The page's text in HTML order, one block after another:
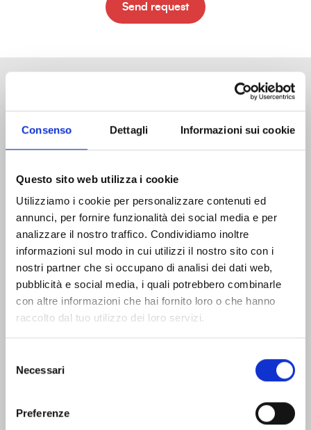
Consenso Dettagli Informazioni sui cookie
Questo sito web utilizza i cookie
Utilizziamo i cookie per personalizzare contenuti ed
annunci, per fornire funzionalità dei social media e per
analizzare il nostro traffico. Condividiamo inoltre
informazioni sul modo in cui utilizzi il nostro sito con i
nostri partner che si occupano di analisi dei dati web,
pubblicità e social media, i quali potrebbero combinarle
con altre informazioni che hai fornito loro o che hanno
raccolto dal tuo utilizzo dei loro servizi.
delNecessari
Preferenze
Send request
organize your visit.
Offices and contacts How to reach Livorno
Public trasportation
Find places and stories
Who: